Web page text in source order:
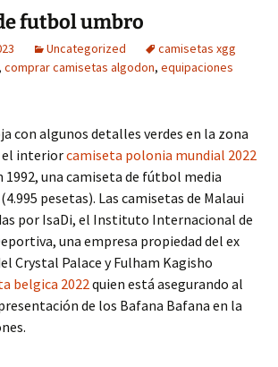
futbol umbro
Uncategorized
camisetas xgg
, comprar camisetas algodon, equipaciones
con algunos detalles verdes en la zona
el interiorcamiseta polonia mundial 2022
1992, una camiseta de fútbol media
pesetas). Las camisetas de Malaui
por IsaDi, el Instituto Internacional de
una empresa propiedad del ex
Crystal Palace y Fulham Kagisho
belgica 2022quien está asegurando al
de los Bafana Bafana en la